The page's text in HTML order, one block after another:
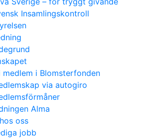
Insamlingskontroll
medlem i Blomsterfonden
via autogiro
Alma
oss
jobb